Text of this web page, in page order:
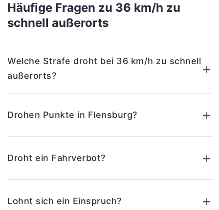
Häufige Fragen zu 36 km/h zu
schnell außerorts
Welche Strafe droht bei 36 km/h zu schnell
außerorts?
+
Drohen Punkte in Flensburg? +
Droht ein Fahrverbot? +
Lohnt sich ein Einspruch? +